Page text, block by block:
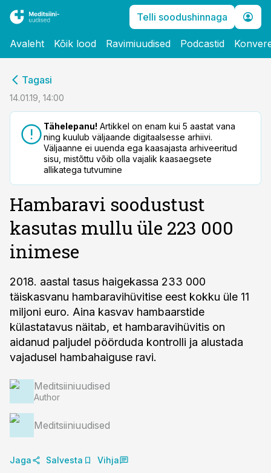
Telli soodushinnaga
Avaleht Kõik lood Ravimiuudised Podcastid
Tagasi
14.01.19, 14:00
Tähelepanu! Artikkel on enam kui 5 aastat vana
ning kuulub väljaande digitaalsesse arhiivi.
Väljaanne ei uuenda ega kaasajasta arhiveeritud
sisu, mistõttu võib olla vajalik kaasaegsete
allikatega tutvumine
Hambaravi soodustust
kasutas mullu üle 223 000
inimese
2018. aastal tasus haigekassa 233 000
täiskasvanu hambaravihüvitise eest kokku üle 11
miljoni euro. Aina kasvav hambaarstide
külastatavus näitab, et hambaravihüvitis on
aidanud paljudel pöörduda kontrolli ja alustada
vajadusel hambahaiguse ravi.
Meditsiiniuudised
Author
Meditsiiniuudised
Jaga Salvesta Vihja